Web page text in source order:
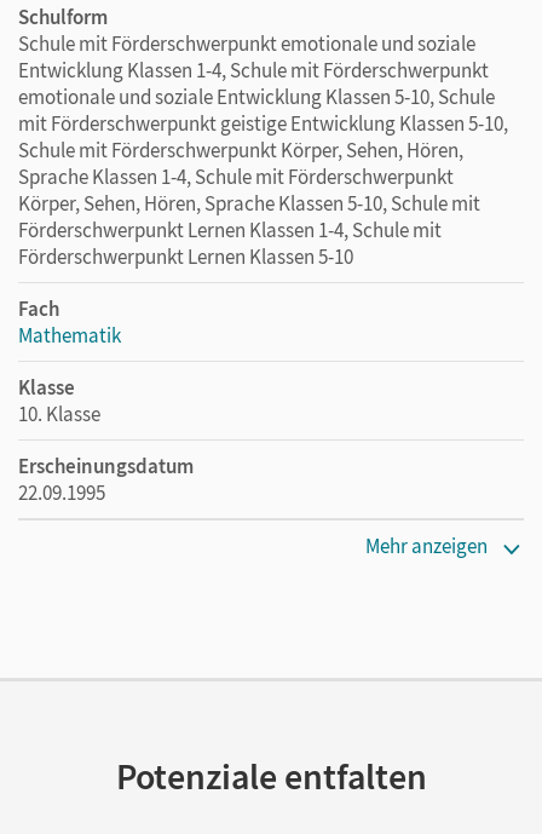
Schulform
Schule mit Förderschwerpunkt emotionale und soziale
Entwicklung Klassen 1-4, Schule mit Förderschwerpunkt
emotionale und soziale Entwicklung Klassen 5-10, Schule
mit Förderschwerpunkt geistige Entwicklung Klassen 5-10,
Schule mit Förderschwerpunkt Körper, Sehen, Hören,
Sprache Klassen 1-4, Schule mit Förderschwerpunkt
Körper, Sehen, Hören, Sprache Klassen 5-10, Schule mit
Förderschwerpunkt Lernen Klassen 1-4, Schule mit
Förderschwerpunkt Lernen Klassen 5-10
Fach
Mathematik
Klasse
10. Klasse
Erscheinungsdatum
22.09.1995
Mehr anzeigen
Potenziale entfalten